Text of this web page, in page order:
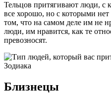
Тельцов притягивают люди, с
все хорошо, но с которыми
том, что на самом деле им не
люди, им нравится, как те
превозносят.
Близнецы